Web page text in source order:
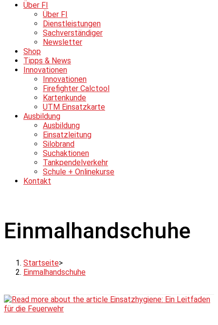
Über FI
Über FI
Dienstleistungen
Sachverständiger
Newsletter
Shop
Tipps & News
Innovationen
Innovationen
Firefighter Calctool
Kartenkunde
UTM Einsatzkarte
Ausbildung
Ausbildung
Einsatzleitung
Silobrand
Suchaktionen
Tankpendelverkehr
Schule + Onlinekurse
Kontakt
Einmalhandschuhe
Startseite>
Einmalhandschuhe